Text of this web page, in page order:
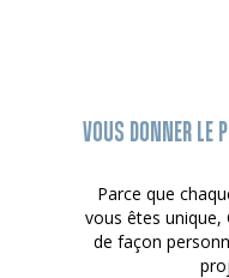
VOUS DONNER LE
Parce que
vous êtes unique,
de façon